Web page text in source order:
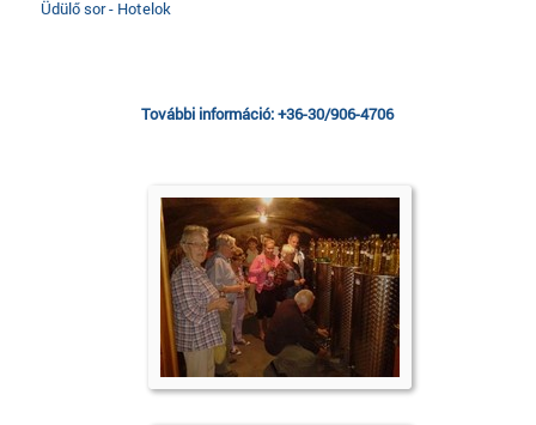
Üdülő sor - Hotelok
További információ: +36-30/906-4706